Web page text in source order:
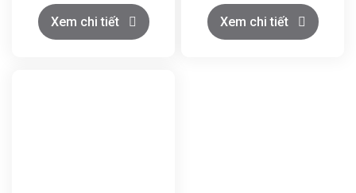
đa, đảm bảo hỗn hợp đồng
nhất trong thời gian ngắn.
Xem chi tiết
đa, đảm bảo hỗn hợp đồng
nhất trong thời gian ngắn.
Xem chi tiết